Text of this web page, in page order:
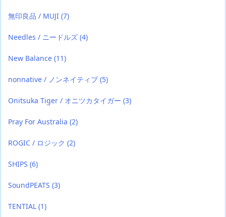
無印良品 / MUJI (7)
Needles / ニードルズ (4)
New Balance (11)
nonnative / ノンネイティブ (5)
Onitsuka Tiger / オニツカタイガー (3)
Pray For Australia (2)
ROGIC / ロジック (2)
SHIPS (6)
SoundPEATS (3)
TENTIAL (1)